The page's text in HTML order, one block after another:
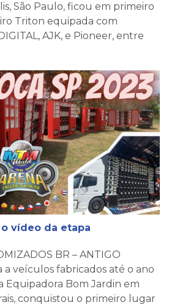
São Paulo, ficou em primeiro
Triton equipada com
AJK, e Pioneer, entre
vídeo da etapa
BR – ANTIGO
a veículos fabricados até o ano
Equipadora Bom Jardin em
conquistou o primeiro lugar